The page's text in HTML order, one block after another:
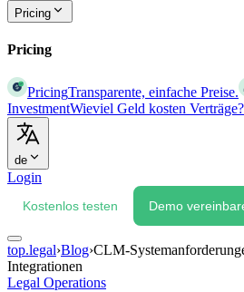
Pricing
Pricing
PricingTransparente, einfache Preise.
InvestmentWieviel Geld kosten Verträge?
de
Login
Kostenlos testen Demo
top.legal›Blog›CLM-
Integrationen
Legal Operations